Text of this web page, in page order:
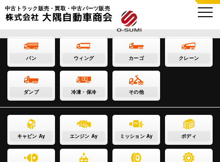
中古トラック販売・買取・中古パーツ販売
バン ウィング カーゴ クレーン
ダンプ 冷凍・保冷 その他
キャビン Ay エンジン Ay ミッション Ay ボディ